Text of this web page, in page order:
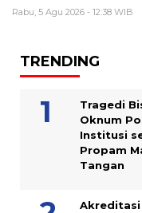
Rabu, 5 Agu 2026 - 12:38 WIB
TRENDING
Tragedi
Oknum
Institusi
Propam
Tangan
Akreditasi